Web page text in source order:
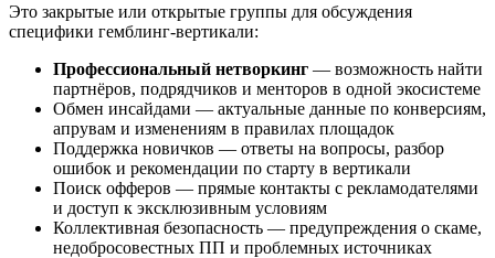
Это закрытые или открытые группы для обсуждения
специфики гемблинг-вертикали:
Профессиональный нетворкинг — возможность найти
партнёров, подрядчиков и менторов в одной экосистеме
Обмен инсайдами — актуальные данные по конверсиям,
апрувам и изменениям в правилах площадок
Поддержка новичков — ответы на вопросы, разбор
ошибок и рекомендации по старту в вертикали
Поиск офферов — прямые контакты с рекламодателями
и доступ к эксклюзивным условиям
Коллективная безопасность — предупреждения о скаме,
недобросовестных ПП и проблемных источниках